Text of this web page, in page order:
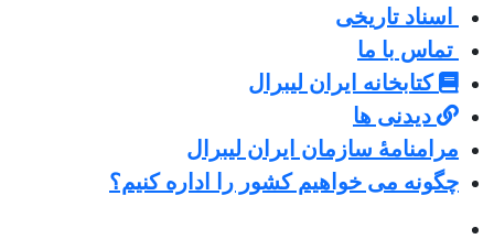
اسناد تاریخی
تماس با ما
کتابخانه ایران لیبرال
دیدنی ها
مرامنامۀ سازمان ایران لیبرال
چگونه می خواهیم کشور را اداره کنیم؟